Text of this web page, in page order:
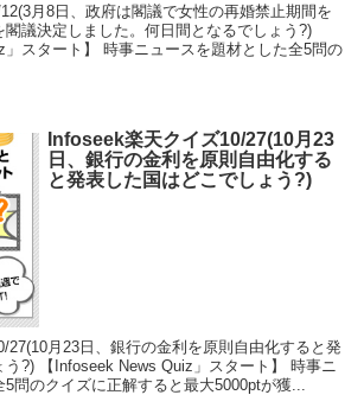
月8日、政府は閣議で女性の再婚禁止期間を
議決定しました。何日間となるでしょう?)
」スタート】 時事ニュースを題材とした全5問の
Infoseek楽天クイズ10/27(10月23
日、銀行の金利を原則自由化する
と発表した国はどこでしょう?)
27(10月23日、銀行の金利を原則自由化すると発
?) 【Infoseek News Quiz」スタート】 時事ニ
問のクイズに正解すると最大5000ptが獲...